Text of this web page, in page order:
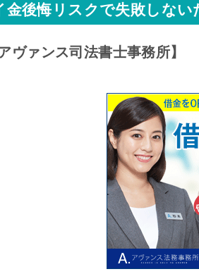
金後悔リスクで失敗しな
アヴァンス司法書士事務所】